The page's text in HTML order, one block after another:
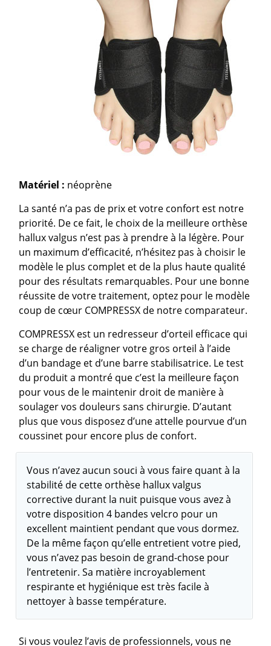
Matériel : néoprène
La santé n’a pas de prix et votre confort est notre
priorité. De ce fait, le choix de la meilleure orthèse
hallux valgus n’est pas à prendre à la légère. Pour
un maximum d’efficacité, n’hésitez pas à choisir le
modèle le plus complet et de la plus haute qualité
pour des résultats remarquables. Pour une bonne
réussite de votre traitement, optez pour le modèle
coup de cœur COMPRESSX de notre comparateur.
COMPRESSX est un redresseur d’orteil efficace qui
se charge de réaligner votre gros orteil à l’aide
d’un bandage et d’une barre stabilisatrice. Le test
du produit a montré que c’est la meilleure façon
pour vous de le maintenir droit de manière à
soulager vos douleurs sans chirurgie. D’autant
plus que vous disposez d’une attelle pourvue d’un
coussinet pour encore plus de confort.
Vous n’avez aucun souci à vous faire quant à la
stabilité de cette orthèse hallux valgus
corrective durant la nuit puisque vous avez à
votre disposition 4 bandes velcro pour un
excellent maintient pendant que vous dormez.
De la même façon qu’elle entretient votre pied,
vous n’avez pas besoin de grand-chose pour
l’entretenir. Sa matière incroyablement
respirante et hygiénique est très facile à
nettoyer à basse température.
Si vous voulez l’avis de professionnels, vous ne